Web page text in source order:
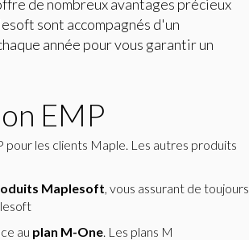
de nombreux avantages précieux
sont accompagnés d'un
année pour vous garantir un
EMP
les clients Maple. Les autres produits
Maplesoft, vous assurant de toujours
au plan M-One. Les plans M